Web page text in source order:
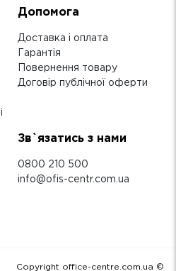
Допомога
Доставка і оплата
Гарантія
Повернення товару
Договір публічної оферти
Зв`язатись з нами
0800 210 500
info@ofis-centr.com.ua
Copyright office-centre.com.ua ©